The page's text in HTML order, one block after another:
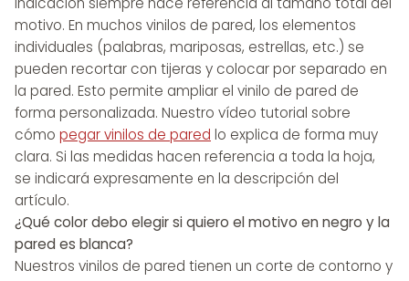
motivo. En muchos vinilos de pared, los elementos
individuales (palabras, mariposas, estrellas, etc.) se
pueden recortar con tijeras y colocar por separado en
la pared. Esto permite ampliar el vinilo de pared de
forma personalizada. Nuestro vídeo tutorial sobre
cómo pegar vinilos de pared lo explica de forma muy
clara. Si las medidas hacen referencia a toda la hoja,
se indicará expresamente en la descripción del
artículo.
¿Qué color debo elegir si quiero el motivo en negro y la
pared es blanca?
Nuestros vinilos de pared tienen un corte de contorno y